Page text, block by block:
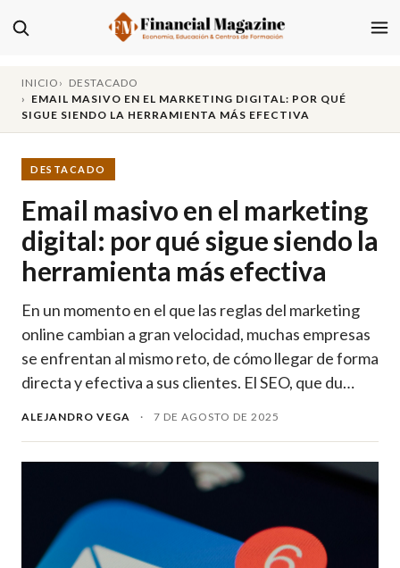
INICIO
DESTACADO
EMAIL MASIVO EN EL MARKETING DIGITAL: POR QUÉ
SIGUE SIENDO LA HERRAMIENTA MÁS EFECTIVA
DESTACADO
Email masivo en el marketing
digital: por qué sigue siendo la
herramienta más efectiva
En un momento en el que las reglas del marketing
online cambian a gran velocidad, muchas empresas
se enfrentan al mismo reto, de cómo llegar de forma
directa y efectiva a sus clientes. El SEO, que du…
ALEJANDRO VEGA · 7 DE AGOSTO DE 2025